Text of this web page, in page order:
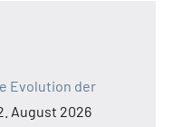
Evolution der
August 2026